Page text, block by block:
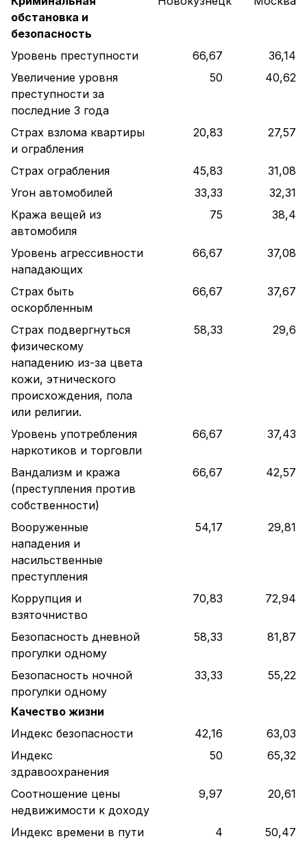
обстановка и
безопасность
Уровень преступности 66,67
36,14
Увеличение уровня
преступности за
последние 3 года
50 40,62
Страх взлома квартиры
и ограбления
20,83 27,57
Страх ограбления 45,83
31,08
Угон автомобилей
33,33
32,31
Кража вещей из
автомобиля
75 38,4
Уровень агрессивности
нападающих
66,67 37,08
Страх быть
оскорбленным
66,67 37,67
Страх подвергнуться
физическому
нападению из-за цвета
кожи, этнического
происхождения, пола
или религии.
58,33 29,6
Уровень употребления
наркотиков и торговли
66,67 37,43
Вандализм и кража
(преступления против
собственности)
66,67 42,57
Вооруженные
нападения и
насильственные
преступления
54,17 29,81
Коррупция и
взяточниство
70,83 72,94
Безопасность дневной
прогулки одному
58,33 81,87
Безопасность ночной
прогулки одному
33,33 55,22
Качество жизни
Индекс безопасности
42,16
63,03
Индекс
здравоохранения
50 65,32
Соотношение цены
недвижимости к доходу
9,97 20,61
Индекс времени в пути
4 50,47